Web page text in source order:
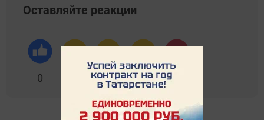
Оставляйте реакции
0 0 0